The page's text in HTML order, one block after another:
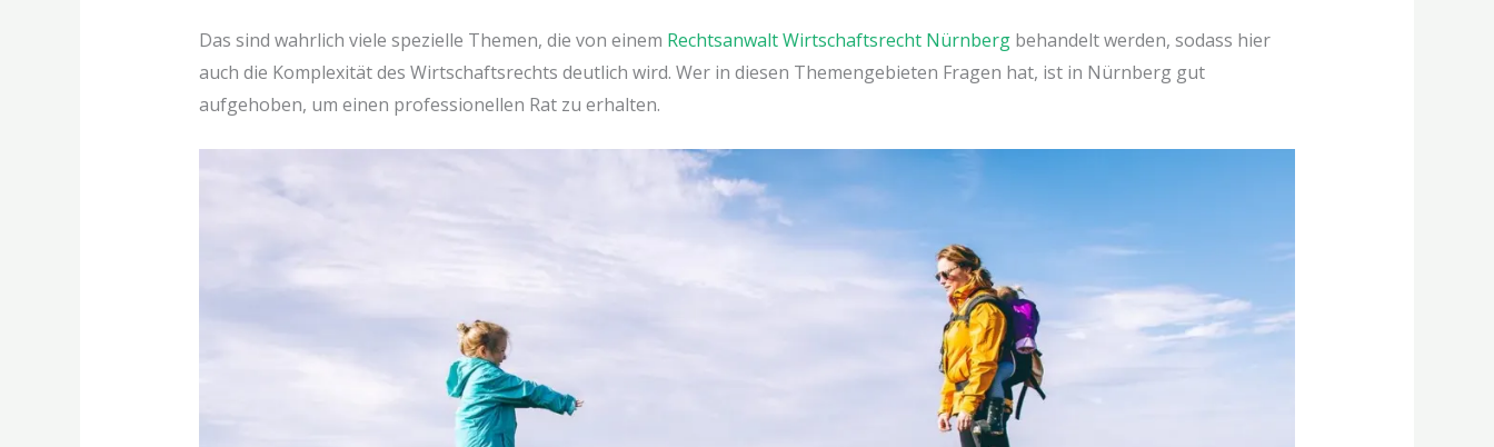
Das sind wahrlich viele spezielle Themen, die von einem Rechtsanwalt Wirtschaftsrecht Nürnbergbehandelt werden, sodass hier
auch die Komplexität des Wirtschaftsrechts deutlich wird. Wer in diesen Themengebieten Fragen hat, ist in Nürnberg gut
aufgehoben, um einen professionellen Rat zu erhalten.